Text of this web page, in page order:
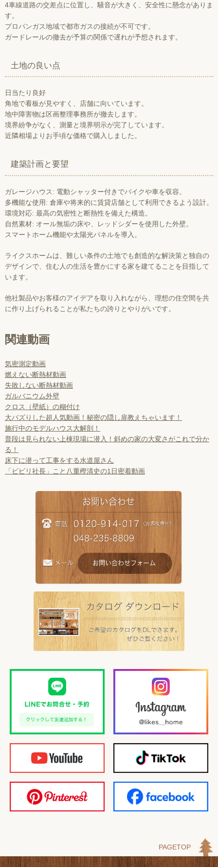
4車線道路の交差点に位置し、騒音が大きく、安全性に懸念がありま
す。
プロパンガス地域で都市ガスの接続が不可です。
ガードレールの撤去が予算の関係で遅れが予想されます。
土地の良い点
日当たり良好
角地で看板が見やすく、店舗に向いています。
地中障害物は区画整理事務所が撤去します。
境界紛争がなく、測量と境界明示が完了しています。
近隣相場よりお手頃な価格で購入しました。
建築計画と要望
ガレージハウス: 電動シャッター付きでバイクや車を収容。
多機能な使用: 倉庫や将来的に賃貸店舗として利用できるよう設計。
環境対応: 最高の気密性と断熱性を備えた構造。
自然素材: オール無垢の床や、レッドシダーを使用した外壁。
スマートホーム機能や太陽光パネルを導入。
ライクスホームは、難しい条件の土地でも創造的な解決策と独自の
デザインで、住む人の生活を豊かにする家を建てることを目指して
います。
他社製品やお客様のアイデアを取り入れながら、理想の住空間を共
に作り上げられることが私たちの誇りとやりがいです。
関連動画
気密測定動画
燃えない断熱材動画
失敗しない断熱材動画
ガルバニウム外壁
クロス（壁紙）の糊付け
大バズりした超人気動画！秘密の隠し扉教えちゃいます！
施行中のモデルハウス大解剖！
普段は見られない上棟現場に潜入！斜めの家の大変さがこれで分か
る！
床下に潜って工事をする水道屋さん
「ビビリ社長」こと八重樫清史の1日密着動画
PAGETOP